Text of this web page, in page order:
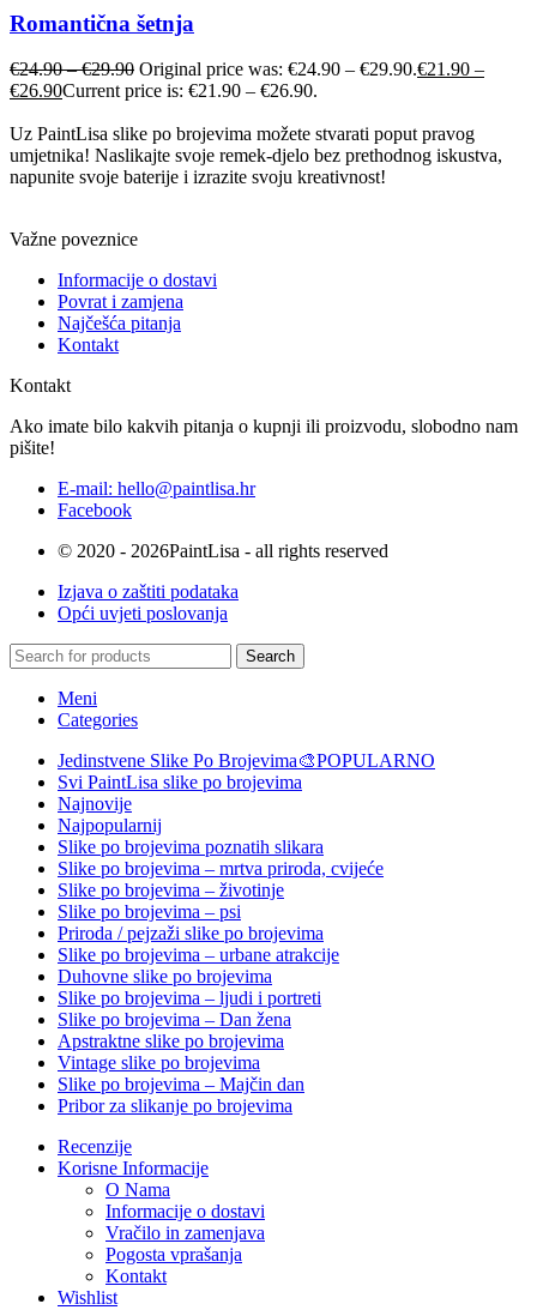
Romantična šetnja
€24.90–€29.90 Original price was: €24.90 – €29.90.€21.90 –
€26.90Current price is: €21.90 – €26.90.
Uz PaintLisa slike po brojevima možete stvarati poput pravog
umjetnika! Naslikajte svoje remek-djelo bez prethodnog iskustva,
napunite svoje baterije i izrazite svoju kreativnost!
Važne poveznice
Informacije o dostavi
Povrat i zamjena
Najčešća pitanja
Kontakt
Kontakt
Ako imate bilo kakvih pitanja o kupnji ili proizvodu, slobodno nam
pišite!
E-mail: hello@paintlisa.hr
Facebook
© 2020 - 2026PaintLisa - all rights reserved
Izjava o zaštiti podataka
Opći uvjeti poslovanja
Search
Meni
Categories
Jedinstvene Slike Po Brojevima🎨POPULARNO
Svi PaintLisa slike po brojevima
Najnovije
Najpopularnij
Slike po brojevima poznatih slikara
Slike po brojevima – mrtva priroda, cvijeće
Slike po brojevima – životinje
Slike po brojevima – psi
Priroda / pejzaži slike po brojevima
Slike po brojevima – urbane atrakcije
Duhovne slike po brojevima
Slike po brojevima – ljudi i portreti
Slike po brojevima – Dan žena
Apstraktne slike po brojevima
Vintage slike po brojevima
Slike po brojevima – Majčin dan
Pribor za slikanje po brojevima
Recenzije
Korisne Informacije
O Nama
Informacije o dostavi
Vračilo in zamenjava
Pogosta vprašanja
Kontakt
Wishlist